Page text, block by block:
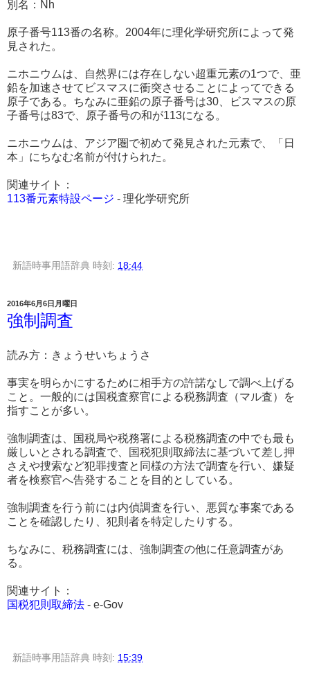
別名：Nh
原子番号113番の名称。2004年に理化学研究所によって発
見された。
ニホニウムは、自然界には存在しない超重元素の1つで、亜
鉛を加速させてビスマスに衝突させることによってできる
原子である。ちなみに亜鉛の原子番号は30、ビスマスの原
子番号は83で、原子番号の和が113になる。
ニホニウムは、アジア圏で初めて発見された元素で、「日
本」にちなむ名前が付けられた。
関連サイト：
113番元素特設ページ - 理化学研究所
新語時事用語辞典 時刻: 18:44
2016年6月6日月曜日
強制調査
読み方：きょうせいちょうさ
事実を明らかにするために相手方の許諾なしで調べ上げる
こと。一般的には国税査察官による税務調査（マル査）を
指すことが多い。
強制調査は、国税局や税務署による税務調査の中でも最も
厳しいとされる調査で、国税犯則取締法に基づいて差し押
さえや捜索など犯罪捜査と同様の方法で調査を行い、嫌疑
者を検察官へ告発することを目的としている。
強制調査を行う前には内偵調査を行い、悪質な事案である
ことを確認したり、犯則者を特定したりする。
ちなみに、税務調査には、強制調査の他に任意調査があ
る。
関連サイト：
国税犯則取締法 - e-Gov
新語時事用語辞典 時刻: 15:39